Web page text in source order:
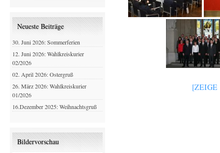
Neueste Beiträge
30. Juni 2026: Sommerferien
12. Juni 2026: Wahlkreiskurier
02/2026
02. April 2026: Ostergruß
26. März 2026: Wahlkreiskurier
01/2026
16.Dezember 2025: Weihnachtsgruß
Bildervorschau